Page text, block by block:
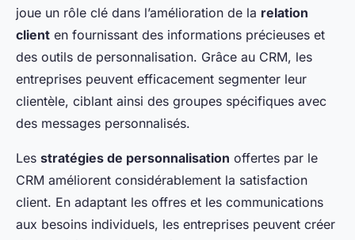
joue un rôle clé dans l’amélioration de la relation
client en fournissant des informations précieuses et
des outils de personnalisation. Grâce au CRM, les
entreprises peuvent efficacement segmenter leur
clientèle, ciblant ainsi des groupes spécifiques avec
des messages personnalisés.
Les stratégies de personnalisation offertes par le
CRM améliorent considérablement la satisfaction
client. En adaptant les offres et les communications
aux besoins individuels, les entreprises peuvent créer